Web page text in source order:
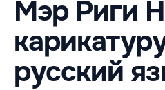
Мэр Риги
русский